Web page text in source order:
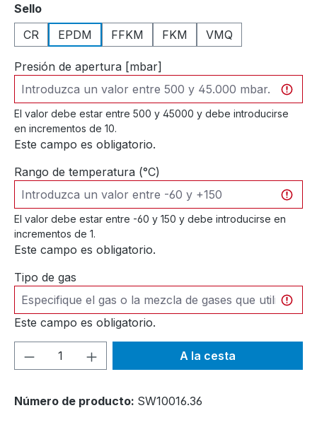
Seleccione
Sello
CR
EPDM FFKM FKM VMQ
Presión de apertura [mbar]
El valor debe estar entre 500 y 45000 y debe introducirse
en incrementos de 10.
Este campo es obligatorio.
Rango de temperatura (°C)
El valor debe estar entre -60 y 150 y debe introducirse en
incrementos de 1.
Este campo es obligatorio.
Tipo de gas
Este campo es obligatorio.
Cantidad del producto: introduce la
A la cesta
Número de producto: SW10016.36